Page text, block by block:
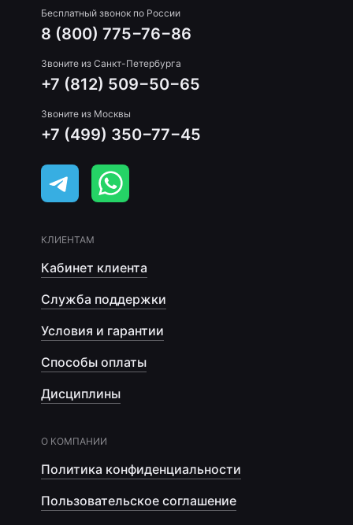
Бесплатный звонок по России
8 (800) 775−76−86
Звоните из Санкт-Петербурга
+7 (812) 509−50−65
Звоните из Москвы
+7 (499) 350−77−45
КЛИЕНТАМ
Кабинет клиента
Служба поддержки
Условия и гарантии
Способы оплаты
Дисциплины
О КОМПАНИИ
Политика конфиденциальности
Пользовательское соглашение